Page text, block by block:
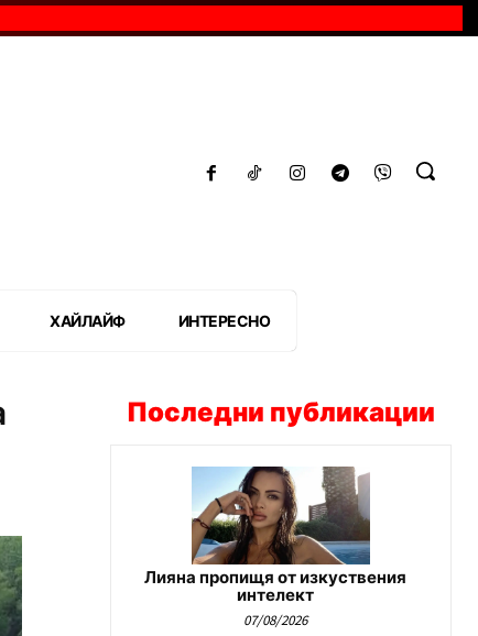
ХАЙЛАЙФ ИНТЕРЕСНО
Последни публикации
Лияна пропищя от изкуствения
интелект
07/08/2026